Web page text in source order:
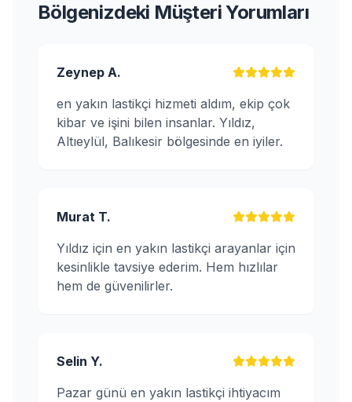
Bölgenizdeki Müşteri Yorumları
Zeynep A.
en yakın lastikçi hizmeti aldım, ekip çok
kibar ve işini bilen insanlar. Yıldız,
Altıeylül, Balıkesir bölgesinde en iyiler.
Murat T.
Yıldız için en yakın lastikçi arayanlar için
kesinlikle tavsiye ederim. Hem hızlılar
hem de güvenilirler.
Selin Y.
Pazar günü en yakın lastikçi ihtiyacım